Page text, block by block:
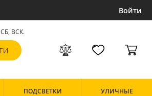
Войти
СБ, ВСК.
ПОДСВЕТКИ УЛИЧНЫЕ